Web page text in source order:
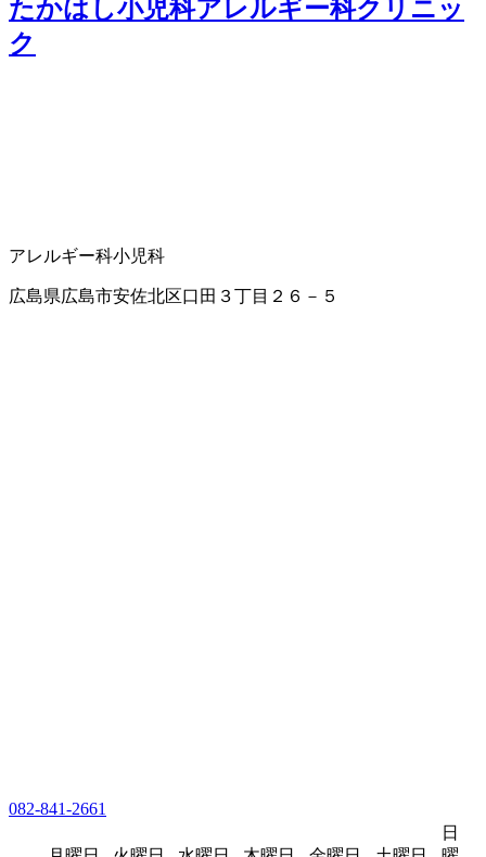
たかはし小児科アレルギー科クリニッ
ク
アレルギー科小児科
広島県広島市安佐北区口田３丁目２６－５
082-841-2661
日